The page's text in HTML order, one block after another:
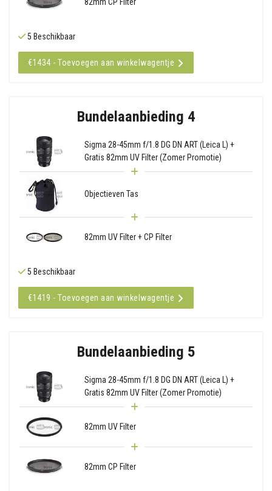
5 Beschikbaar
€1434 - Toevoegen aan winkelwagentje
Bundelaanbieding 4
Sigma 28-45mm f/1.8 DG DN ART (Leica L) +
Gratis 82mm UV Filter (Zomer Promotie)
Objectieven Tas
82mm UV Filter + CP Filter
5 Beschikbaar
€1419 - Toevoegen aan winkelwagentje
Bundelaanbieding 5
Sigma 28-45mm f/1.8 DG DN ART (Leica L) +
Gratis 82mm UV Filter (Zomer Promotie)
82mm UV Filter
82mm CP Filter